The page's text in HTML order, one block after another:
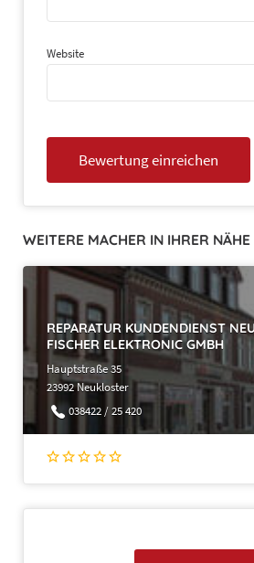
Website
WEITERE MACHER IN IHRER NÄHE
REPARATUR KUNDENDIENST
FISCHER ELEKTRONIC GMBH
Hauptstraße 35
23992 Neukloster
038422 / 25 420